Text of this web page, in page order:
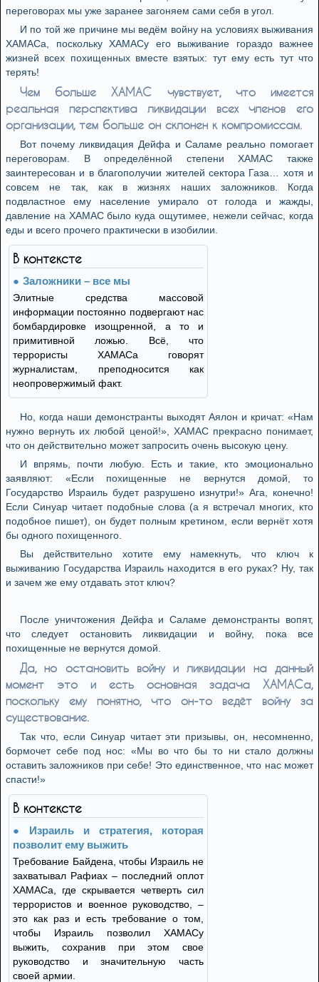
переговорах мы уже заранее загоняем сами себя в угол.
И по той же причине мы ведём войну на условиях выживания
ХАМАСа, поскольку ХАМАСу его выживание гораздо важнее
жизней всех похищенных вместе взятых: тут ему есть тут что
терять!
Чем больше ХАМАС чувствует, что имеется
реальная перспектива ликвидации всех членов его
организации, тем больше он склонен к компромиссам.
Вот почему ликвидация Дейфа и Саламе реально помогает
переговорам. В определённой степени ХАМАС также
заинтересован и в благополучии жителей сектора Газа… хотя и
совсем не так, как в жизнях наших заложников. Когда
подвластное ему население умирало от голода и жажды,
давление на ХАМАС было куда ощутимее, нежели сейчас, когда
еды и всего прочего практически в изобилии.
В контексте
Заложники – все мы
Элитные средства массовой
информации постоянно подвергают нас
бомбардировке изощренной, а то и
примитивной ложью. Всё, что
террористы ХАМАСа говорят
журналистам, преподносится как
неопровержимый факт.
Но, когда наши демонстранты выходят Аялон и кричат: «Нам
нужно вернуть их любой ценой!», ХАМАС прекрасно понимает,
что он действительно может запросить очень высокую цену.
И впрямь, почти любую. Есть и такие, кто эмоционально
заявляют: «Если похищенные не вернутся домой, то
Государство Израиль будет разрушено изнутри!» Ага, конечно!
Если Синуар читает подобные слова (а я встречал многих, кто
подобное пишет), он будет полным кретином, если вернёт хотя
бы одного похищенного.
Вы действительно хотите ему намекнуть, что ключ к
выживанию Государства Израиль находится в его руках? Ну, так
и зачем же ему отдавать этот ключ?
После уничтожения Дейфа и Саламе демонстранты вопят,
что следует остановить ликвидации и войну, пока все
похищенные не вернутся домой.
Да, но остановить войну и ликвидации на данный
момент это и есть основная задача ХАМАСа,
поскольку ему понятно, что он-то ведёт войну за
существование.
Так что, если Синуар читает эти призывы, он, несомненно,
бормочет себе под нос: «Мы во что бы то ни стало должны
оставить заложников при себе! Это единственное, что нас может
спасти!»
В контексте
Израиль и стратегия, которая
позволит ему выжить
Требование Байдена, чтобы Израиль не
захватывал Рафиах – последний оплот
ХАМАСа, где скрывается четверть сил
террористов и военное руководство, –
это как раз и есть требование о том,
чтобы Израиль позволил ХАМАСу
выжить, сохранив при этом свое
руководство и значительную часть
своей армии.